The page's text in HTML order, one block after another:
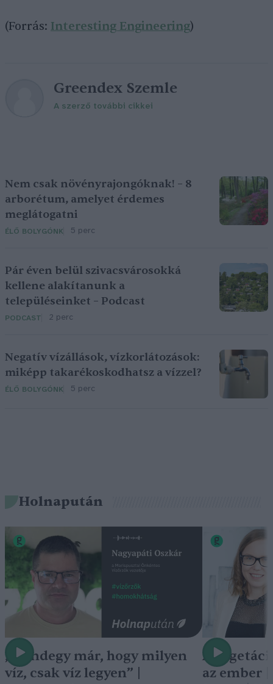
(Forrás: Interesting Engineering)
Greendex Szemle
A szerző további cikkei
Nem csak növényrajongóknak! – 8
arborétum, amelyet érdemes
meglátogatni
ÉLŐ BOLYGÓNK 5 perc
Pár éven belül szivacsvárosokká
kellene alakítanunk a
településeinket – Podcast
PODCAST 2 perc
Negatív vízállások, vízkorlátozások:
miképp takarékoskodhatsz a vízzel?
ÉLŐ BOLYGÓNK 5 perc
Holnapután
„Mindegy már, hogy milyen
víz, csak víz legyen” |
A
az ember